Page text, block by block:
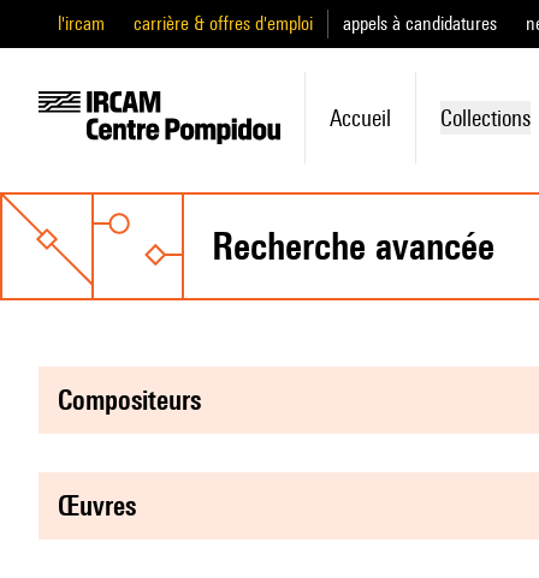
l'ircam carrière & offres d'emploi appels à candidatures
Accueil Collections
recherche avancée
compositeurs
œuvres